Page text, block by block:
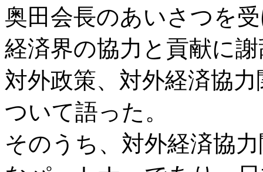
奥田会長のあいさつを
経済界の協力と貢献に
対外政策、対外経済協
ついて語った。
そのうち、対外経済協